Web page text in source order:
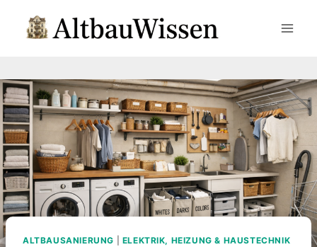
Inhalt
ALTBAUSANIERUNG ELEKTRIK, HEIZUNG & HAUSTECHNIK